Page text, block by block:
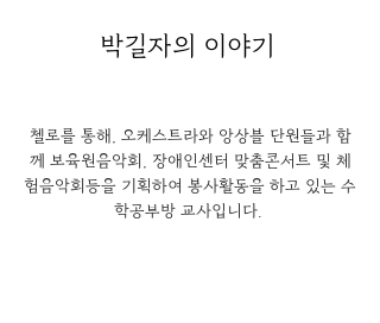
박길자의 이야기
첼로를 통해, 오케스트라와 앙상블 단원들과 함
께 보육원음악회, 장애인센터 맞춤콘서트 및 체
험음악회등을 기획하여 봉사활동을 하고 있는 수
학공부방 교사입니다.